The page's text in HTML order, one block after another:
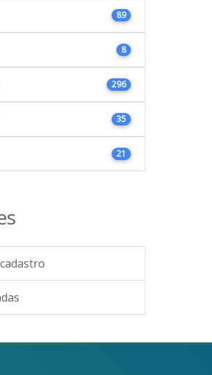
89
8
296
35
21